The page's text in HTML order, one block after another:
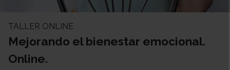
TALLER ONLINE
Mejorando el bienestar emocional.
Online.